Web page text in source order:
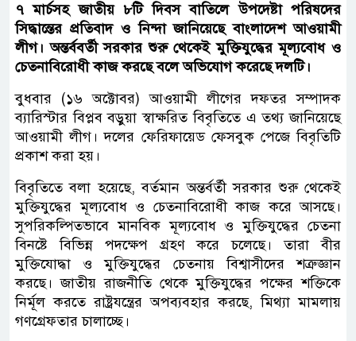
৭ মার্চসহ জাতীয় ৮টি দিবস বাতিলে উপদেষ্টা পরিষদের
সিদ্ধান্তের প্রতিবাদ ও নিন্দা জানিয়েছে বাংলাদেশ আওয়ামী
লীগ। অন্তর্ববর্তী সরকার শুরু থেকেই মুক্তিযুদ্ধের মূল্যবোধ ও
চেতনাবিরোধী কাজ করছে বলে অভিযোগ করেছে দলটি।
বুধবার (‌১৬ অক্টোবর) আওয়ামী লীগের দফতর সম্পাদক
ব্যারিস্টার বিপ্লব বড়ুয়া স্বাক্ষরিত বিবৃতিতে এ তথ্য জানিয়েছে
আওয়ামী লীগ। দলের ফেরিফায়েড ফেসবুক পেজে বিবৃতিটি
প্রকাশ করা হয়।
বিবৃতিতে বলা হয়েছে, বর্তমান অন্তর্বর্তী সরকার শুরু থেকেই
মুক্তিযুদ্ধের মূল্যবোধ ও চেতনাবিরোধী কাজ করে আসছে।
সুপরিকল্পিতভাবে মানবিক মূল্যবোধ ও মুক্তিযুদ্ধের চেতনা
বিনষ্টে বিভিন্ন পদক্ষেপ গ্রহণ করে চলেছে। তারা বীর
মুক্তিযোদ্ধা ও মুক্তিযুদ্ধের চেতনায় বিশ্বাসীদের শত্রুজ্ঞান
করছে। জাতীয় রাজনীতি থেকে মুক্তিযুদ্ধের পক্ষের শক্তিকে
নির্মূল করতে রাষ্ট্রযন্ত্রের অপব্যবহার করছে, মিথ্যা মামলায়
গণগ্রেফতার চালাচ্ছে।